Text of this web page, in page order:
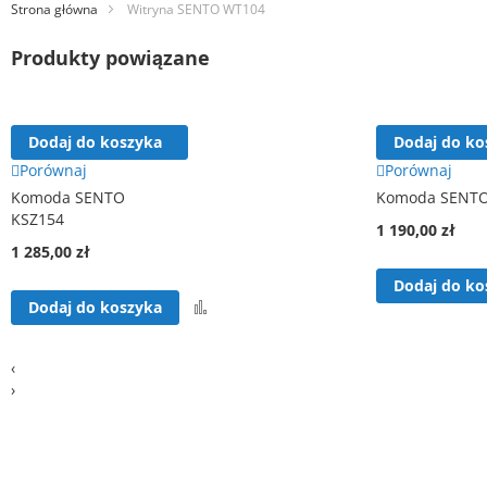
Strona główna Witryna SENTO WT104
Produkty powiązane
Dodaj do koszyka
Porównaj
Komoda SENTO
KSZ154
1 285,00 zł
Dodaj do koszyka
Dodaj do
Porównaj
Komoda
1 190,00 zł
Dodaj do
‹
›